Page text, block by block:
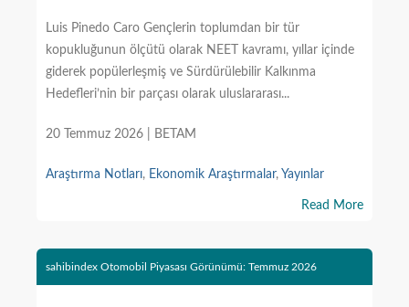
Luis Pinedo Caro Gençlerin toplumdan bir tür
kopukluğunun ölçütü olarak NEET kavramı, yıllar içinde
giderek popülerleşmiş ve Sürdürülebilir Kalkınma
Hedefleri’nin bir parçası olarak uluslararası...
20 Temmuz 2026 | BETAM
Araştırma Notları, Ekonomik Araştırmalar, Yayınlar
Read More
sahibindex Otomobil Piyasası Görünümü: Temmuz 2026